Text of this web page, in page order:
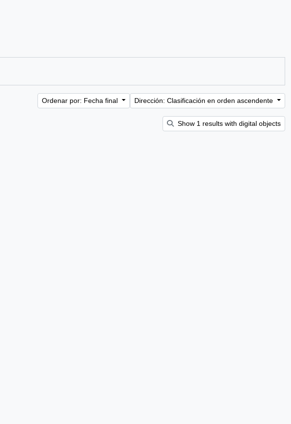
Ordenar por: Fecha final Dirección: Clasificación en orden ascendente
Show 1 results with digital objects